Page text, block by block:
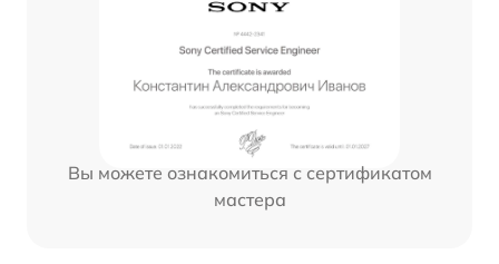
Вы можете ознакомиться с сертификатом
мастера